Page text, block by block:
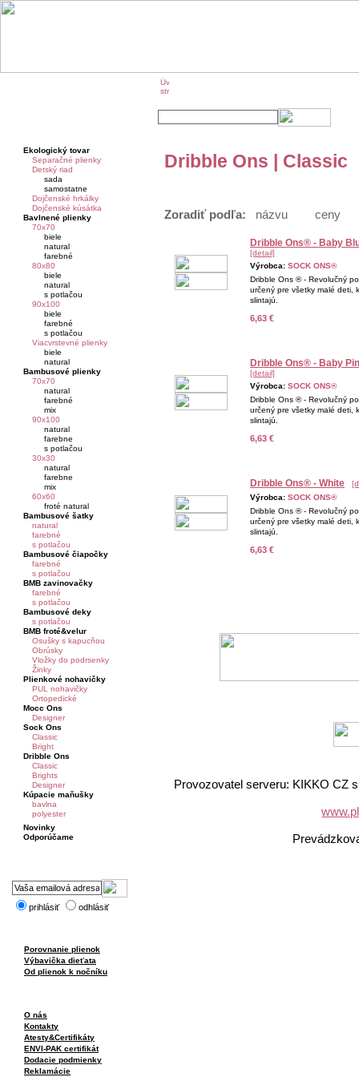
Ekologický tovar
Separačné plienky
Detský riad
sada
samostatne
Dojčenské hrkálky
Dojčenské kúsátka
Bavlnené plienky
70x70
biele
natural
farebné
80x80
biele
natural
s potlačou
90x100
biele
farebné
s potlačou
Viacvrstevné plienky
biele
natural
Bambusové plienky
70x70
natural
farebné
mix
90x100
natural
farebne
s potlačou
30x30
natural
farebne
mix
60x60
froté natural
Bambusové šatky
natural
farebné
s potlačou
Bambusové čiapočky
farebné
s potlačou
BMB zavinovačky
farebné
s potlačou
Bambusové deky
s potlačou
BMB froté&velur
Osušky s kapucňou
Obrúsky
Vložky do podrsenky
Žinky
Plienkové nohavičky
PUL nohavičky
Ortopedické
Mocc Ons
Designer
Sock Ons
Classic
Bright
Dribble Ons
Classic
Brights
Designer
Kúpacie maňušky
bavlna
polyester
Novinky
Odporúčame
prihlásiť odhlásiť
Porovnanie plienok
Výbavička dieťata
Od plienok k nočníku
O nás
Kontakty
Atesty&Certifikáty
ENVI-PAK certifikát
Dodacie podmienky
Reklamácie
Dribble Ons | Classic
Zoradiť podľa: názvu ceny
Dribble Ons® - Baby
[detail]
Výrobca: SOCK ONS®
Dribble Ons ® - Revolučný
určený pre všetky malé deti,
slintajú.
6,63 €
Dribble Ons® - Baby
[detail]
Výrobca: SOCK ONS®
Dribble Ons ® - Revolučný
určený pre všetky malé deti,
slintajú.
6,63 €
Dribble Ons® - White
Výrobca: SOCK ONS®
Dribble Ons ® - Revolučný
určený pre všetky malé deti,
slintajú.
6,63 €
Provozovatel serveru: KIKKO CZ